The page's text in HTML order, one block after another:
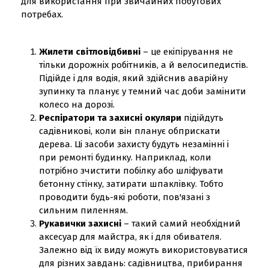
потребах.
Жилети світловідбивні – це екіпірування не
тільки дорожніх робітників, а й велосипедистів.
Підійде і для водія, який здійснив аварійну
зупинку та планує у темний час доби замінити
колесо на дорозі.
Респіратори та захисні окуляри підійдуть
садівникові, коли він планує обприскати
дерева. Ці засоби захисту будуть незамінні і
при ремонті будинку. Наприклад, коли
потрібно зчистити побілку або шліфувати
бетонну стінку, затирати шпаклівку. Тобто
проводити будь-які роботи, пов'язані з
сильним пиленням.
Рукавички захисні – такий самий необхідний
аксесуар для майстра, як і для обивателя.
Залежно від їх виду можуть використовуватися
для різних завдань: садівництва, прибирання